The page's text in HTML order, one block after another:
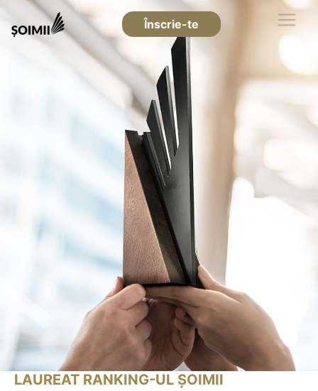
Înscrie-te
LAUREAT RANKING-UL ȘOIMII